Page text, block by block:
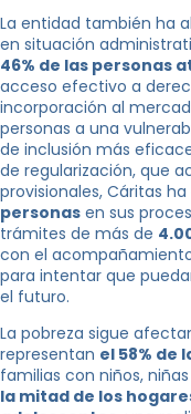
La entidad también ha
en situación
46% de las personas
acceso efectivo a
incorporación al
personas a una
de inclusión más
de regularización, que
provisionales, Cáritas
personas en sus
trámites de más de
con el
para intentar que
el futuro.
La pobreza sigue
representan el 58% de
familias con niños,
la mitad de los